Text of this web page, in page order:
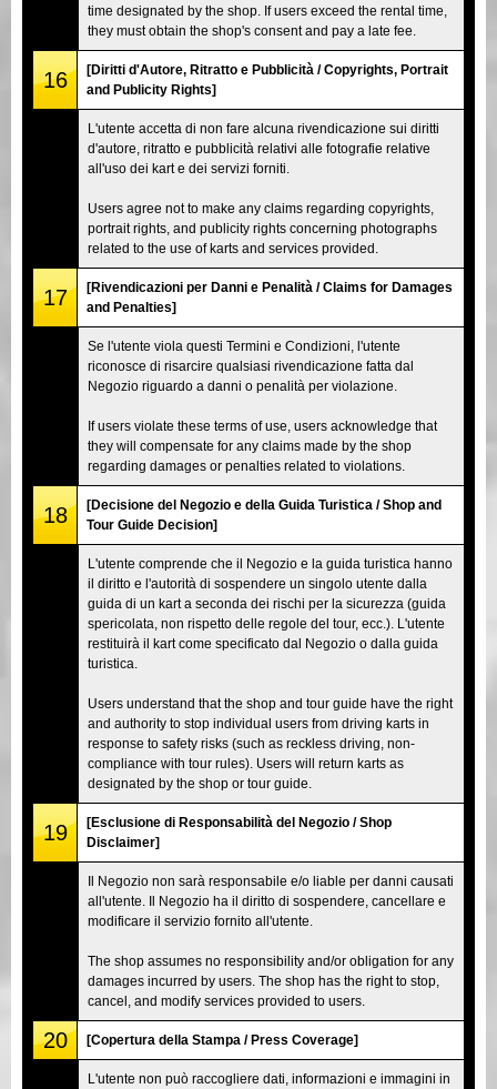
time designated by the shop. If users exceed the rental time,
they must obtain the shop's consent and pay a late fee.
16
[Diritti d'Autore, Ritratto e Pubblicità / Copyrights, Portrait
and Publicity Rights]
L'utente accetta di non fare alcuna rivendicazione sui diritti
d'autore, ritratto e pubblicità relativi alle fotografie relative
all'uso dei kart e dei servizi forniti.
Users agree not to make any claims regarding copyrights,
portrait rights, and publicity rights concerning photographs
related to the use of karts and services provided.
17
[Rivendicazioni per Danni e Penalità / Claims for Damages
and Penalties]
Se l'utente viola questi Termini e Condizioni, l'utente
riconosce di risarcire qualsiasi rivendicazione fatta dal
Negozio riguardo a danni o penalità per violazione.
If users violate these terms of use, users acknowledge that
they will compensate for any claims made by the shop
regarding damages or penalties related to violations.
18
[Decisione del Negozio e della Guida Turistica / Shop and
Tour Guide Decision]
L'utente comprende che il Negozio e la guida turistica hanno
il diritto e l'autorità di sospendere un singolo utente dalla
guida di un kart a seconda dei rischi per la sicurezza (guida
spericolata, non rispetto delle regole del tour, ecc.). L'utente
restituirà il kart come specificato dal Negozio o dalla guida
turistica.
Users understand that the shop and tour guide have the right
and authority to stop individual users from driving karts in
response to safety risks (such as reckless driving, non-
compliance with tour rules). Users will return karts as
designated by the shop or tour guide.
19
[Esclusione di Responsabilità del Negozio / Shop
Disclaimer]
Il Negozio non sarà responsabile e/o liable per danni causati
all'utente. Il Negozio ha il diritto di sospendere, cancellare e
modificare il servizio fornito all'utente.
The shop assumes no responsibility and/or obligation for any
damages incurred by users. The shop has the right to stop,
cancel, and modify services provided to users.
20 [Copertura della Stampa / Press Coverage]
L'utente non può raccogliere dati, informazioni e immagini in